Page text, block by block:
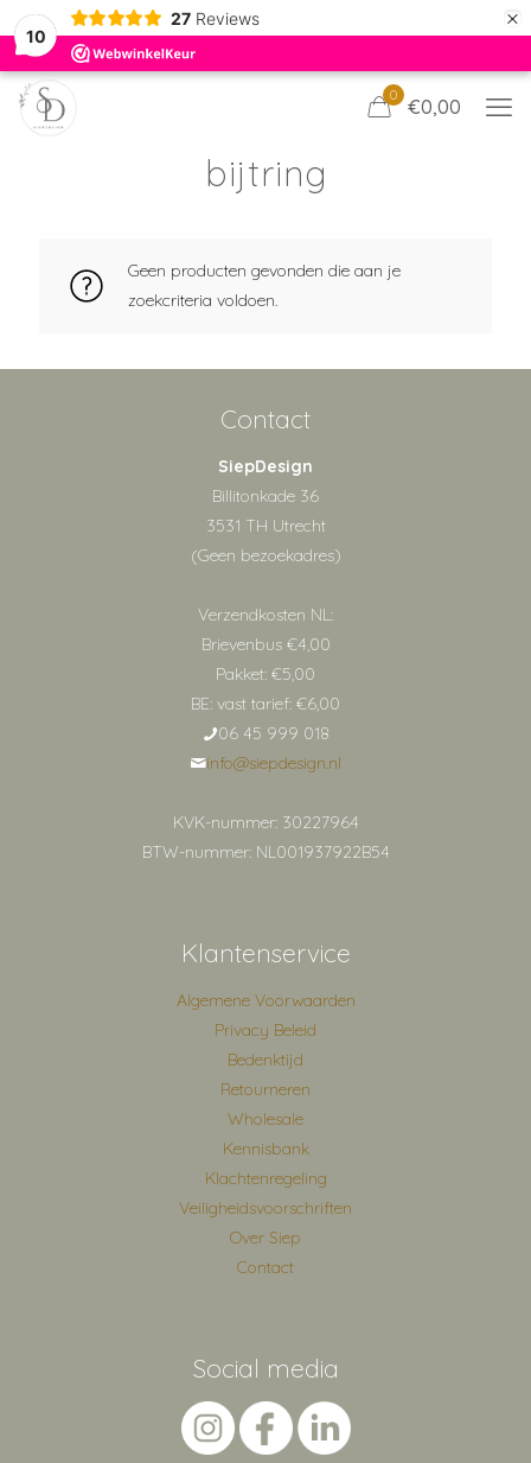
10
27 Reviews ×
0 €0,00
bijtring
Geen producten gevonden die aan je
zoekcriteria voldoen.
Contact
SiepDesign
Billitonkade 36
3531 TH Utrecht
(Geen bezoekadres)
Verzendkosten NL:
Brievenbus €4,00
Pakket: €5,00
BE: vast tarief: €6,00
06 45 999 018
info@siepdesign.nl
KVK-nummer: 30227964
BTW-nummer: NL001937922B54
Klantenservice
Algemene Voorwaarden
Privacy Beleid
Bedenktijd
Retourneren
Wholesale
Kennisbank
Klachtenregeling
Veiligheidsvoorschriften
Over Siep
Contact
Social media